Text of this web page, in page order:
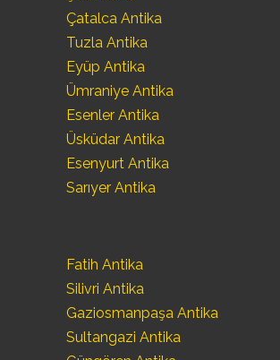
Çatalca Antika
Tuzla Antika
Eyüp Antika
Ümraniye Antika
Esenler Antika
Üsküdar Antika
Esenyurt Antika
Sarıyer Antika
Fatih Antika
Silivri Antika
Gaziosmanpaşa Antika
Sultangazi Antika